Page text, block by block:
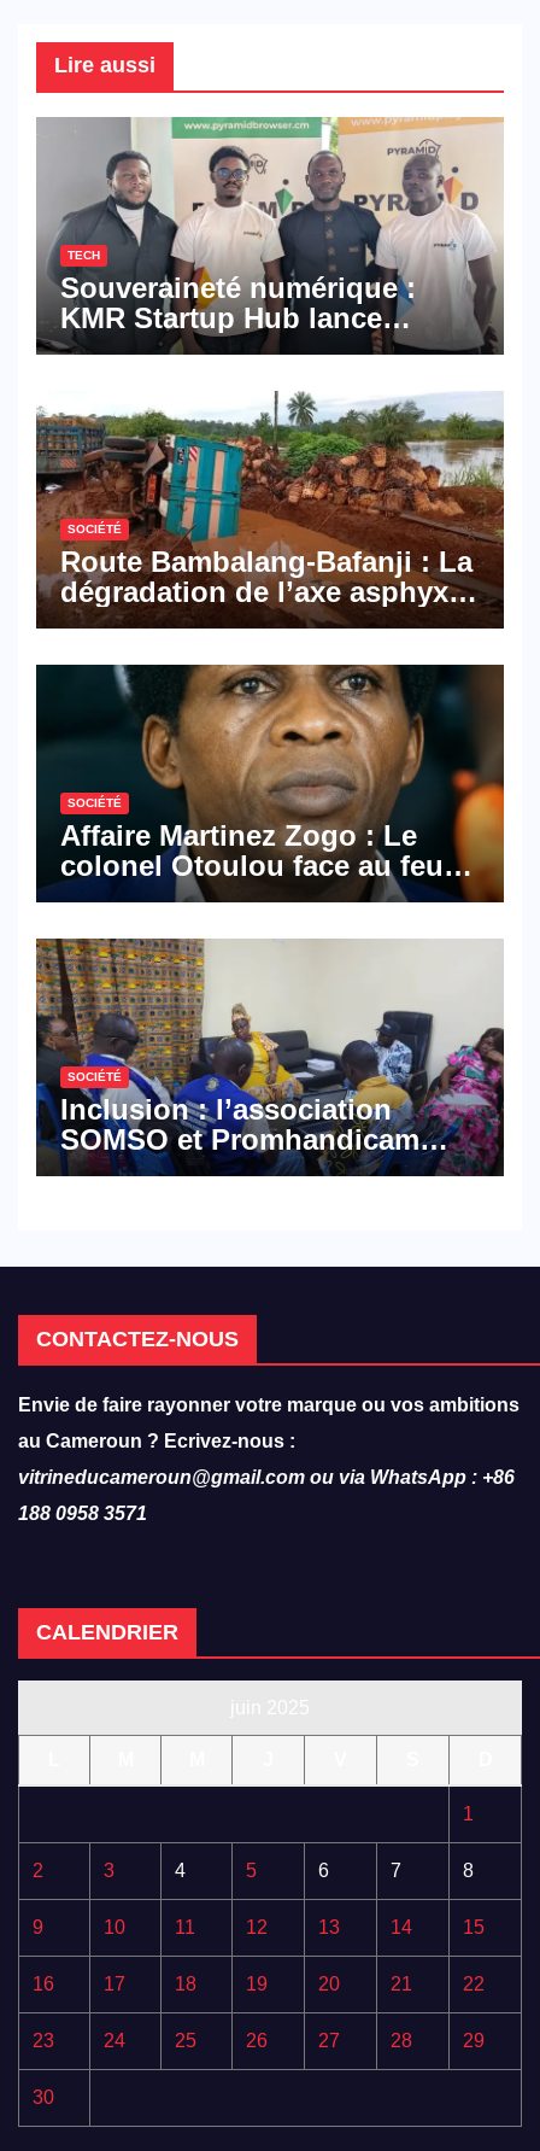
Lire aussi
TECH
Souveraineté numérique :
KMR Startup Hub lance
Pyramid Browser et Pyramid
numériques made in
Cameroon
SOCIÉTÉ
Route Bambalang-Bafanji : La
dégradation de l’axe asphyxie
les activités économiques
SOCIÉTÉ
Affaire Martinez Zogo : Le
colonel Otoulou face au feu
croisé des avocats de la
SOCIÉTÉ
Inclusion : l’association
SOMSO et Promhandicam
militent en faveur d’une
CONTACTEZ-NOUS
Envie de faire rayonner votre marque ou vos ambitions
au Cameroun ? Ecrivez-nous :
vitrineducameroun@gmail.com ou via WhatsApp : +86
188 0958 3571
CALENDRIER
1
2 3 4 5 6 7 8
9 10 11 12 13 14 15
16 17 18 19 20 21 22
23 24 25 26 27 28 29
30